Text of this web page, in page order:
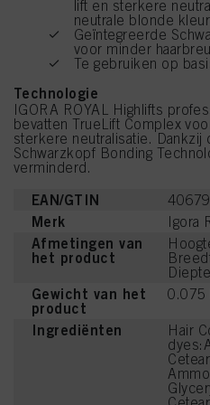
lift en sterkere
neutrale blonde
Geïntegreerde
voor minder
Te gebruiken op
Technologie
IGORA ROYAL Highlifts
bevatten TrueLift Complex
sterkere neutralisatie. Dankzij
Schwarzkopf Bonding
verminderd.
EAN/GTIN
Merk Igora
Afmetingen van
het product
Gewicht van het
product
0.075
Ingrediënten
Hair